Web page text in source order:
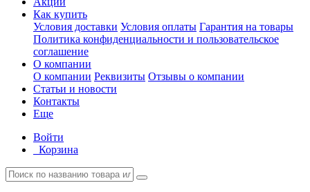
Как купить
Условия доставки Условия оплаты Гарантия на товары
Политика конфиденциальности и пользовательское
соглашение
О компании
О компании Реквизиты Отзывы о компании
Статьи и новости
Контакты
Еще
Войти
Корзина